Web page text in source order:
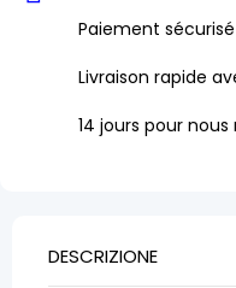
Paiement sécurisé
Livraison rapide
14 jours pour
DESCRIZIONE